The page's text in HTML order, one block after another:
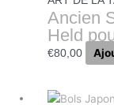
Ancien
Held
€80,00